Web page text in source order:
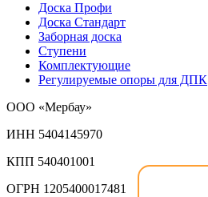
Доска Профи
Доска Стандарт
Заборная доска
Ступени
Комплектующие
Регулируемые опоры для ДПК
ООО «Мербау»
ИНН 5404145970
КПП 540401001
ОГРН 1205400017481